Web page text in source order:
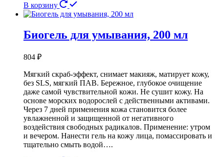
В корзину
Биогель для умывания, 200 мл
804 ₽
Мягкий скраб-эффект, снимает макияж, матирует кожу,
без SLS, мягкий ПАВ. Бережное, глубокое очищение
даже самой чувствительной кожи. Не сушит кожу. На
основе морских водорослей с действенными активами.
Через 7 дней применения кожа становится более
увлажненной и защищенной от негативного
воздействия свободных радикалов. Применение: утром
и вечером. Нанести гель на кожу лица, помассировать и
тщательно смыть водой….